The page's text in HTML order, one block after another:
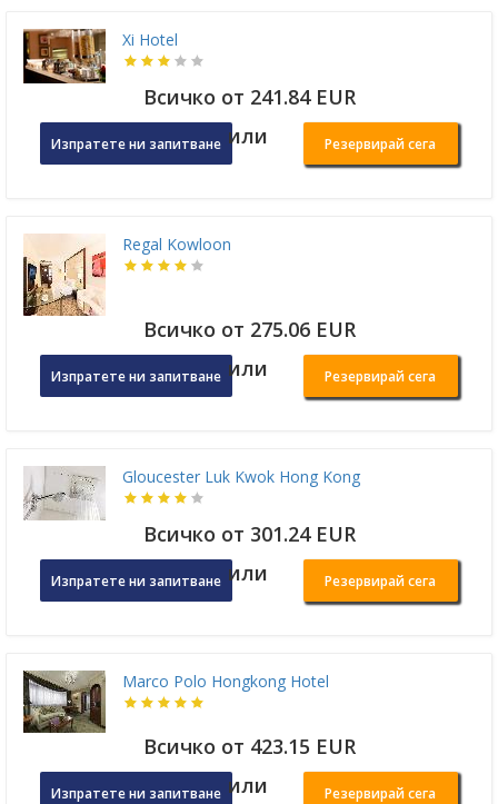
Xi Hotel
Всичко от 241.84 EUR
Изпратете ни запитване или Резервирай сега
Regal Kowloon
Всичко от 275.06 EUR
Изпратете ни запитване или Резервирай сега
Gloucester Luk Kwok Hong Kong
Всичко от 301.24 EUR
Изпратете ни запитване или Резервирай сега
Marco Polo Hongkong Hotel
Всичко от 423.15 EUR
Изпратете ни запитване или Резервирай сега